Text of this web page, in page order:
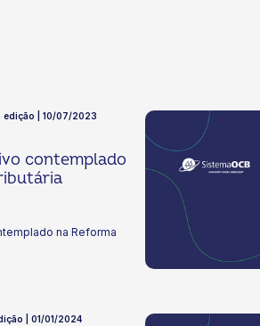
edição | 10/07/2023
contemplado
na Reforma
| 01/01/2024